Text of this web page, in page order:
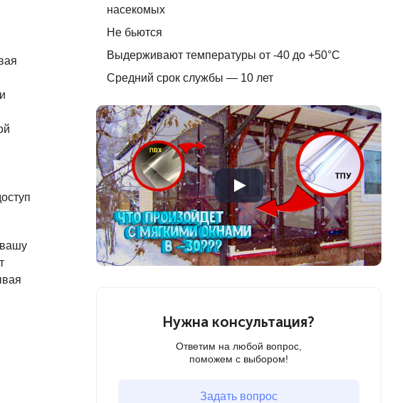
насекомых
Не бьются
Выдерживают температуры от -40 до +50°C
Средний срок службы — 10 лет
Нужна консультация?
Ответим на любой вопрос,
поможем с выбором!
Задать вопрос